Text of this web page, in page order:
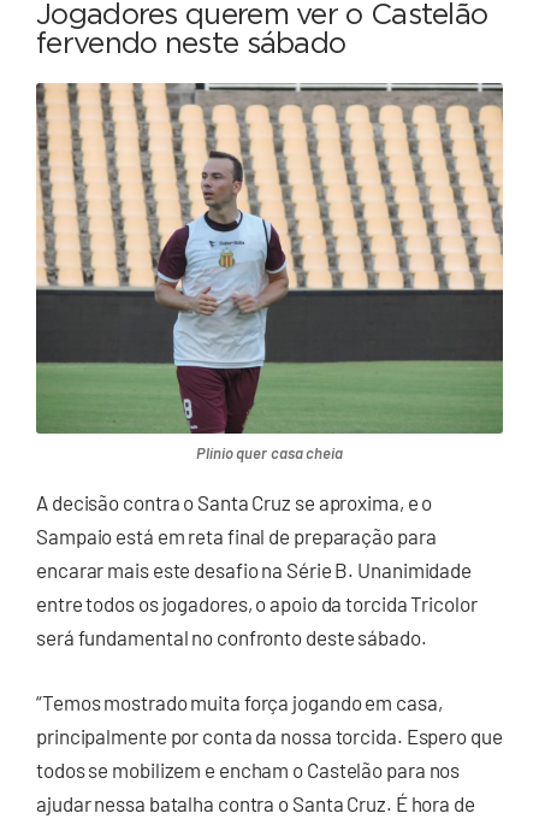
Jogadores querem ver o Castelão
fervendo neste sábado
Plínio quer casa cheia
A decisão contra o Santa Cruz se aproxima, e o
Sampaio está em reta final de preparação para
encarar mais este desafio na Série B. Unanimidade
entre todos os jogadores, o apoio da torcida Tricolor
será fundamental no confronto deste sábado.
“Temos mostrado muita força jogando em casa,
principalmente por conta da nossa torcida. Espero que
todos se mobilizem e encham o Castelão para nos
ajudar nessa batalha contra o Santa Cruz. É hora de